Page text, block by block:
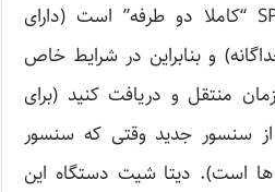
توجه داشته باشید که SPI “کاملا دو طرفه” است (دارای
و بنابراین در شرایط خاص
منتقل و دریافت کنید (برای
سنسور جدید وقتی که سنسور
ها است). دیتا شیت دستگاه این